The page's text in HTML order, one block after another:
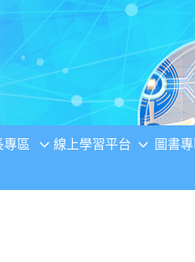
專區 線上學習平台 圖書